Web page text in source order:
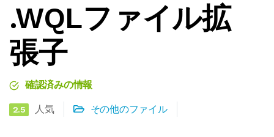
.WQLファイル拡
張子
確認済みの情報
2.5 人気 その他のファイル